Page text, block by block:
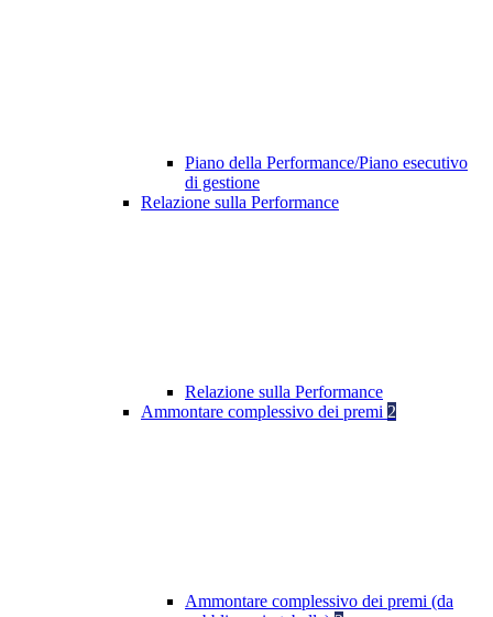
Piano della Performance/Piano esecutivo
di gestione
Relazione sulla Performance
Relazione sulla Performance
Ammontare complessivo dei premi 2
Ammontare complessivo dei premi (da